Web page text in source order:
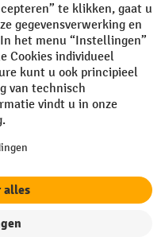
and possible delivery charges,
strekt. De korting is niet van
met andere
mogelijk. | ² De korting
en kan online worden
is maximaal 10%. Elektrische
heftrucks en
of vouchers.